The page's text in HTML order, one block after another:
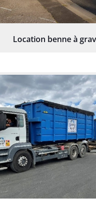
Location benne à